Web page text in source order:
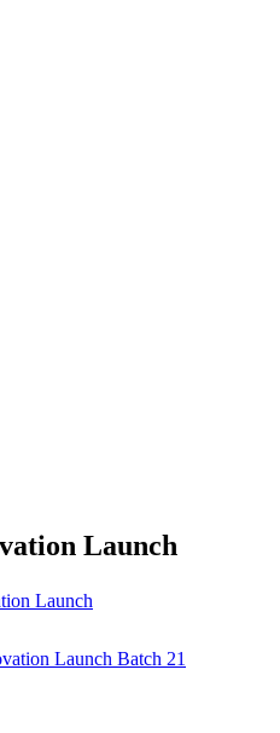
Launch
Launch
Launch Batch 21